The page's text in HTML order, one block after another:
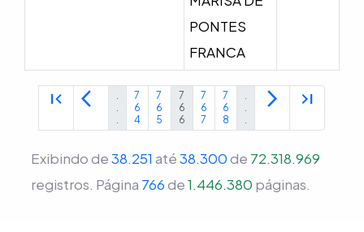
PONTES
FRANCA
first_page arrow_back_ios
.
.
.
7
6
4
7
6
5
7
6
6
7
6
7
7
6
8
.
.
.
arrow_forward_ios last_page
Exibindo de38.251 até38.300de 72.318.969
registros. Página 766de1.446.380 páginas.